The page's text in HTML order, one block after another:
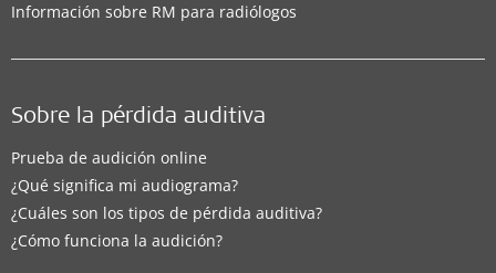
Información sobre RM para radiólogos
Sobre la pérdida auditiva
Prueba de audición online
¿Qué significa mi audiograma?
¿Cuáles son los tipos de pérdida auditiva?
¿Cómo funciona la audición?